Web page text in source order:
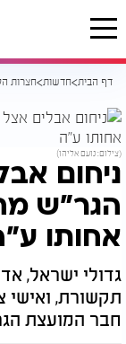
דף הבית חדשות חצרות
(צילום: נועם אליהו)
ניחום
הגר"ש
אחותו
גדולי ישראל,
תקשורת, ואישי
חבר המועצת